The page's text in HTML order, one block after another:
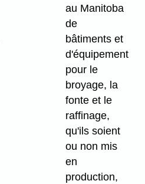
au Manitoba
de
bâtiments et
d'équipement
pour le
broyage, la
fonte et le
raffinage,
qu'ils soient
ou non mis
en
production,